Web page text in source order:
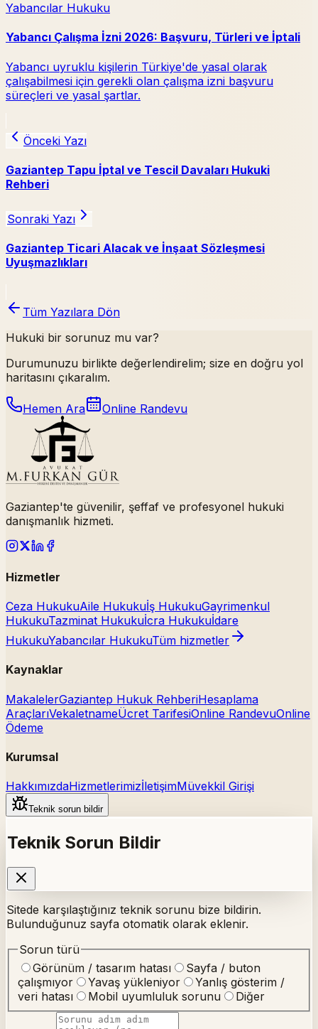
Yabancılar Hukuku
Yabancı Çalışma İzni 2026: Başvuru, Türleri ve İptali
Yabancı uyruklu kişilerin Türkiye'de yasal olarak
çalışabilmesi için gerekli olan çalışma izni başvuru
süreçleri ve yasal şartlar.
Önceki Yazı
Gaziantep Tapu İptal ve Tescil Davaları Hukuki
Rehberi
Sonraki Yazı
Gaziantep Ticari Alacak ve İnşaat Sözleşmesi
Uyuşmazlıkları
Tüm Yazılara Dön
Hukuki bir sorunuz mu var?
Durumunuzu birlikte değerlendirelim; size en doğru yol
haritasını çıkaralım.
Hemen Ara Online Randevu
Gaziantep'te güvenilir, şeffaf ve profesyonel hukuki
danışmanlık hizmeti.
Hizmetler
Ceza HukukuAile Hukukuİş HukukuGayrimenkul
HukukuTazminat Hukukuİcra Hukukuİdare
HukukuYabancılar HukukuTüm hizmetler
Kaynaklar
MakalelerGaziantep Hukuk RehberiHesaplama
AraçlarıVekaletnameÜcret TarifesiOnline RandevuOnline
Ödeme
Kurumsal
HakkımızdaHizmetlerimizİletişimMüvekkil Girişi
Teknik sorun bildir
Teknik Sorun Bildir
Sitede karşılaştığınız teknik sorunu bize bildirin.
Bulunduğunuz sayfa otomatik olarak eklenir.
Sorun türü
Görünüm / tasarım hatası
Sayfa / buton
çalışmıyor
Yavaş yükleniyor
Yanlış gösterim /
veri hatası
Mobil uyumluluk sorunu Diğer